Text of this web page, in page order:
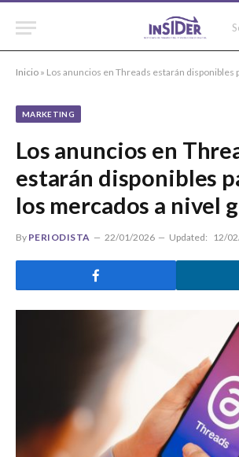
Inicio » Los anuncios en Threads estarán disponibles para
MARKETING
Los anuncios en
estarán disponibles
los mercados a nivel
By PERIODISTA 22/01/2026 Updated: 12/